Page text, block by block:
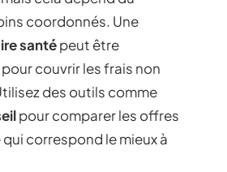
coordonnés. Une
santépeut être
couvrir les frais non
des outils comme
pour comparer les offres
correspond le mieux à